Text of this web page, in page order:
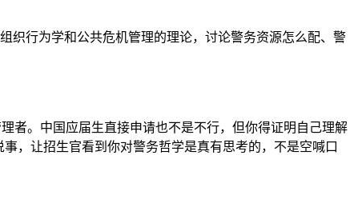
织行为学和公共危机管理的理论，讨论警务资源怎么配、警
者。中国应届生直接申请也不是不行，但你得证明自己理解
事，让招生官看到你对警务哲学是真有思考的，不是空喊口